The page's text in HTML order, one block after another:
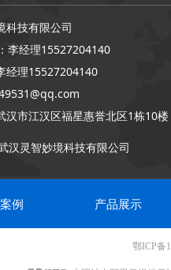
科技有限公司
李经理155​27204140
经理155​27204140
汉市江汉区福星惠誉北区1栋10楼
汉灵智妙境科技有限公司
例 产品展示
鄂ICP备